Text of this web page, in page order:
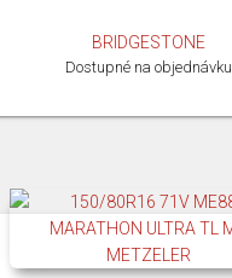
BRIDGESTONE
Dostupné na objednávku